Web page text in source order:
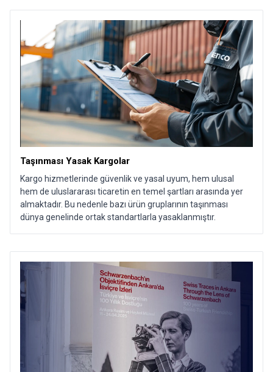
Taşınması Yasak Kargolar
Kargo hizmetlerinde güvenlik ve yasal uyum, hem ulusal
hem de uluslararası ticaretin en temel şartları arasında yer
almaktadır. Bu nedenle bazı ürün gruplarının taşınması
dünya genelinde ortak standartlarla yasaklanmıştır.